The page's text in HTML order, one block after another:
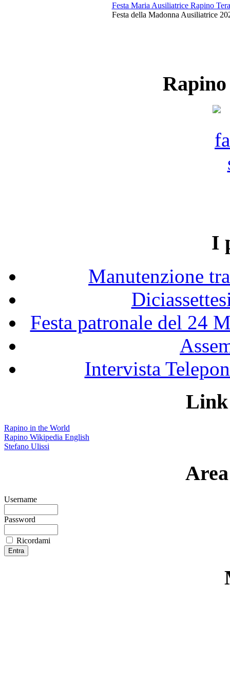
Festa Maria Ausiliatrice Rapino
Festa della Madonna Ausiliatrice
Rapino
I
Manutenzione
Festa patronale del 24
Intervista
Link
Rapino in the World
Rapino Wikipedia English
Stefano Ulissi
Username
Password
Ricordami